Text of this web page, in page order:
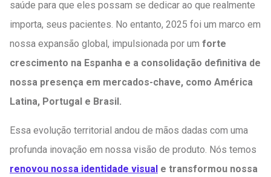
saúde para que eles possam se dedicar ao que realmente
importa, seus pacientes. No entanto, 2025 foi um marco em
nossa expansão global, impulsionada por um forte
crescimento na Espanha e a consolidação definitiva de
nossa presença em mercados-chave, como América
Latina, Portugal e Brasil.
Essa evolução territorial andou de mãos dadas com uma
profunda inovação em nossa visão de produto. Nós temos
renovou nossa identidade visual e transformou nossa